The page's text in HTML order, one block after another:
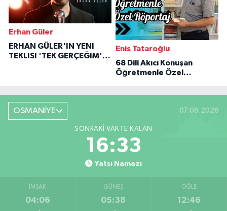
Erhan Güler
ERHAN GÜLER'IN YENI
TEKLISI 'TEK GERÇEĞIM'LE
Enis Tataroğlu
68 Dili Akıcı Konuşan
Öğretmenle Özel
OSMANİYE 07.08.2026
SONRAKI VAKTE KALAN
16:31
Yatsı Namazı
İMSAK
04:06
GÜNEŞ
05:38
ÖĞLE
12:46